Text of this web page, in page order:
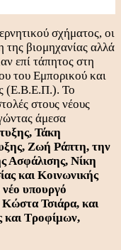
σχήματος, οι
της βιομηχανίας αλλά
επί τάπητος στη
του Εμπορικού και
(Ε.Β.Ε.Π.). Το
στους νέους
άμεσα
Τάκη
Ζωή Ράπτη, την
Ασφάλισης, Νίκη
και Κοινωνικής
υπουργό
Τσιάρα, και
και Τροφίμων,